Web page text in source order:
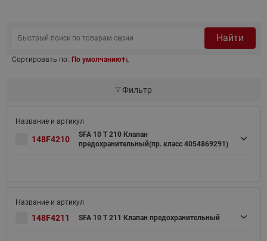
Найти
Сортировать по: По умолчанию
Фильтр
148F4210
SFA 10 T 210 Клапан
предохранительный(пр. класс 4054869291)
148F4211 SFA 10 T 211 Клапан предохранительный